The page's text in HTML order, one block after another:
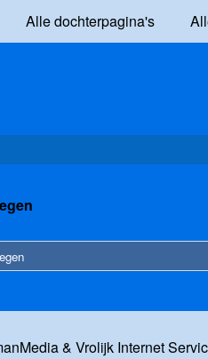
Alle dochterpagina's
& Vrolijk Internet